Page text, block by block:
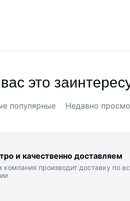
это
популярные Недавно
и качественно доставляем
компания производит доставку по